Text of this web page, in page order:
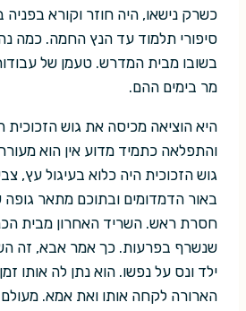
כשרק נישאו, היה חוזר וקורא
סיפורי תלמוד עד הנץ החמה. כמה
בשובו מבית המדרש. טעמן של
מר בימים ההם.
היא הוציאה מכיסה את גוש הזכוכית
והתפלאה כתמיד מדוע אין הוא
גוש הזכוכית היה כלוא בעיגול עץ,
באור הדמדומים ובתוכם מתאר
חסרת ראש. השריד האחרון מבית
שנשרף בפרעות. כך אמר אבא, זה
ילד ונס על נפשו. הוא נתן לה אותו
הארורה לקחה אותו ואת אמא.